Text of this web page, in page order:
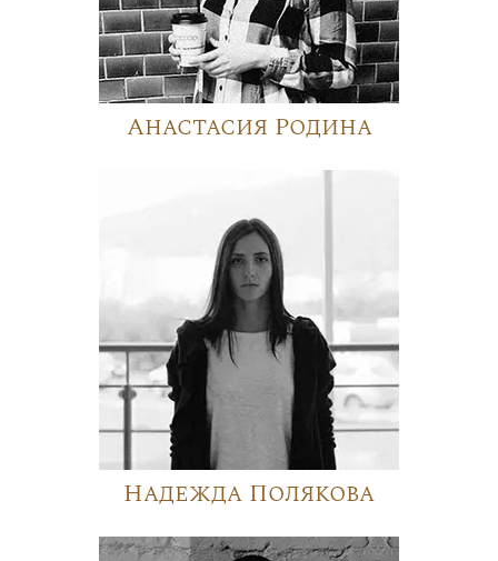
Анастасия Родина
Надежда Полякова